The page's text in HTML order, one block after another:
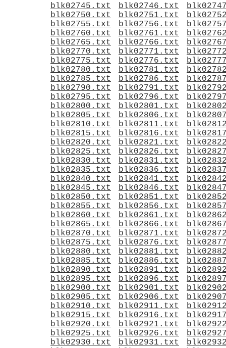
blk02745.txt
blk02746.txt
blk02750.txt
blk02751.txt
blk02755.txt
blk02756.txt
blk02760.txt
blk02761.txt
blk02765.txt
blk02766.txt
blk02770.txt
blk02771.txt
blk02775.txt
blk02776.txt
blk02780.txt
blk02781.txt
blk02785.txt
blk02786.txt
blk02790.txt
blk02791.txt
blk02795.txt
blk02796.txt
blk02800.txt
blk02801.txt
blk02805.txt
blk02806.txt
blk02810.txt
blk02811.txt
blk02815.txt
blk02816.txt
blk02820.txt
blk02821.txt
blk02825.txt
blk02826.txt
blk02830.txt
blk02831.txt
blk02835.txt
blk02836.txt
blk02840.txt
blk02841.txt
blk02845.txt
blk02846.txt
blk02850.txt
blk02851.txt
blk02855.txt
blk02856.txt
blk02860.txt
blk02861.txt
blk02865.txt
blk02866.txt
blk02870.txt
blk02871.txt
blk02875.txt
blk02876.txt
blk02880.txt
blk02881.txt
blk02885.txt
blk02886.txt
blk02890.txt
blk02891.txt
blk02895.txt
blk02896.txt
blk02900.txt
blk02901.txt
blk02905.txt
blk02906.txt
blk02910.txt
blk02911.txt
blk02915.txt
blk02916.txt
blk02920.txt
blk02921.txt
blk02925.txt
blk02926.txt
blk02930.txt
blk02931.txt